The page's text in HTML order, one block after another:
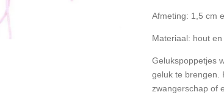
Afmeting: 1,5 cm
Materiaal: hout
Gelukspoppetjes
geluk te brengen.
zwangerschap of